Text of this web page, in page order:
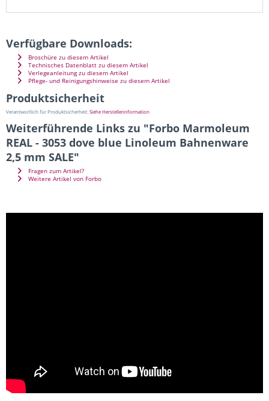
Verfügbare Downloads:
Broschüre zu diesem Artikel
Technisches Datenblatt zu diesem Artikel
Verlegeanleitung zu diesem Artikel
Pflege- und Reinigungshinweise zu diesem Artikel
Produktsicherheit
Verantwortlich für Produktsicherheit:Siehe Herstellerinformation
Weiterführende Links zu "Forbo Marmoleum
REAL - 3053 dove blue Linoleum Bahnenware
2,5 mm SALE"
Fragen zum Artikel?
Weitere Artikel von Forbo